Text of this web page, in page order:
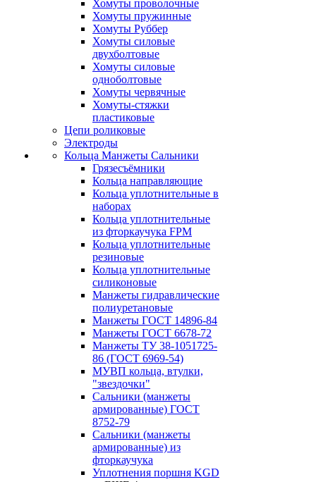
Хомуты проволочные
Хомуты пружинные
Хомуты Руббер
Хомуты силовые
двухболтовые
Хомуты силовые
одноболтовые
Хомуты червячные
Хомуты-стяжки
пластиковые
Цепи роликовые
Электроды
Кольца Манжеты Сальники
Грязесъёмники
Кольца направляющие
Кольца уплотнительные в
наборах
Кольца уплотнительные
из фторкаучука FPM
Кольца уплотнительные
резиновые
Кольца уплотнительные
силиконовые
Манжеты гидравлические
полиуретановые
Манжеты ГОСТ 14896-84
Манжеты ГОСТ 6678-72
Манжеты ТУ 38-1051725-
86 (ГОСТ 6969-54)
МУВП кольца, втулки,
"звездочки"
Сальники (манжеты
армированные) ГОСТ
8752-79
Сальники (манжеты
армированные) из
фторкаучука
Уплотнения поршня KGD